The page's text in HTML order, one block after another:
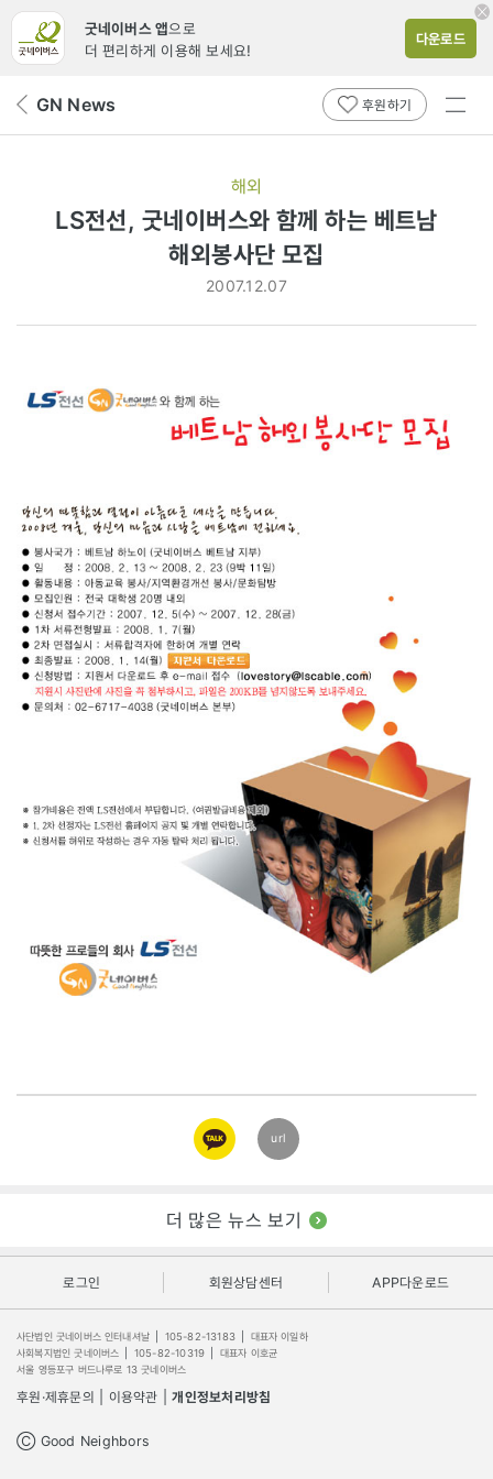
굿네이버스 앱으로
더 편리하게 이용해 보세요!
다운로드
뒤 GN News 후원하기
전체
해외
LS전선, 굿네이버스와 함께 하는 베트남
해외봉사단 모집
2007.12.07
카카오
링크
url
더 많은 뉴스 보기
로그인 회원상담센터 APP다운로드
사단법인 굿네이버스 인터내셔날 105-82-13183
대표자 이일하
사회복지법인 굿네이버스
105-82-10319
대표자 이호균
서울 영등포구 버드나루로 13 굿네이버스
후원·제휴문의 이용약관 개인정보처리방침
Ⓒ Good Neighbors